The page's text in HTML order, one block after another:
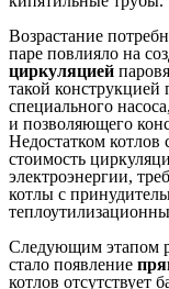
Возрастание
паре повлияло на
циркуляцией
такой конструкцией
специального
и позволяющего
Недостатком котлов
стоимость
электроэнергии,
котлы с
Следующим этапом
стало появление
котлов отсутствует